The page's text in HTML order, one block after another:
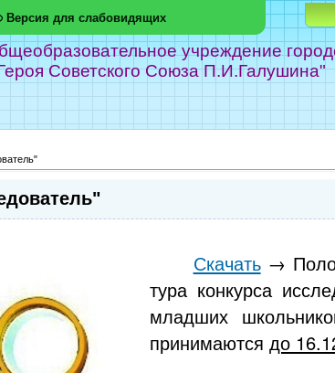
Версия для слабовидящих
учреждение
Советского Союза П.И.Галушина"
Скачать→
тура конкурса
младших
принимаются до